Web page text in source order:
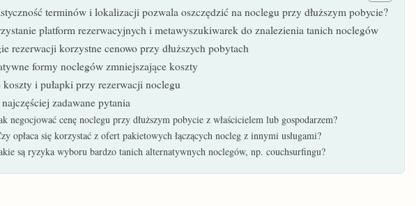
terminów i lokalizacji pozwala oszczędzić na noclegu przy dłuższym pobycie?
platform rezerwacyjnych i metawyszukiwarek do znalezienia tanich noclegów
rezerwacji korzystne cenowo przy dłuższych pobytach
formy noclegów zmniejszające koszty
i pułapki przy rezerwacji noclegu
zadawane pytania
negocjować cenę noclegu przy dłuższym pobycie z właścicielem lub gospodarzem?
opłaca się korzystać z ofert pakietowych łączących nocleg z innymi usługami?
są ryzyka wyboru bardzo tanich alternatywnych noclegów, np. couchsurfingu?